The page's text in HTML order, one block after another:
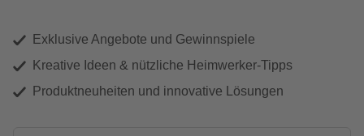
Exklusive Angebote und Gewinnspiele
Kreative Ideen & nützliche Heimwerker-Tipps
Produktneuheiten und innovative Lösungen